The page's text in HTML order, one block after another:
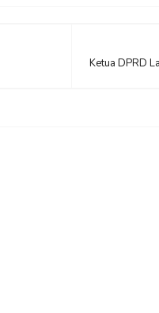
Ketua DPRD